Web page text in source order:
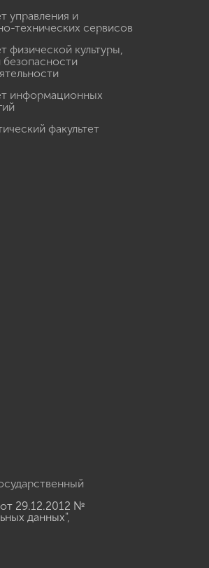
управления и
технических сервисов
физической культуры,
безопасности
информационных
факультет
29.12.2012 №
данных",